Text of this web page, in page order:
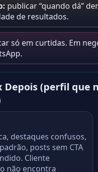
publicar “quando dá”
de resultados.
só em curtidas. Em
Depois (perfil que
destaques confusos,
posts sem CTA
Cliente
não encontra